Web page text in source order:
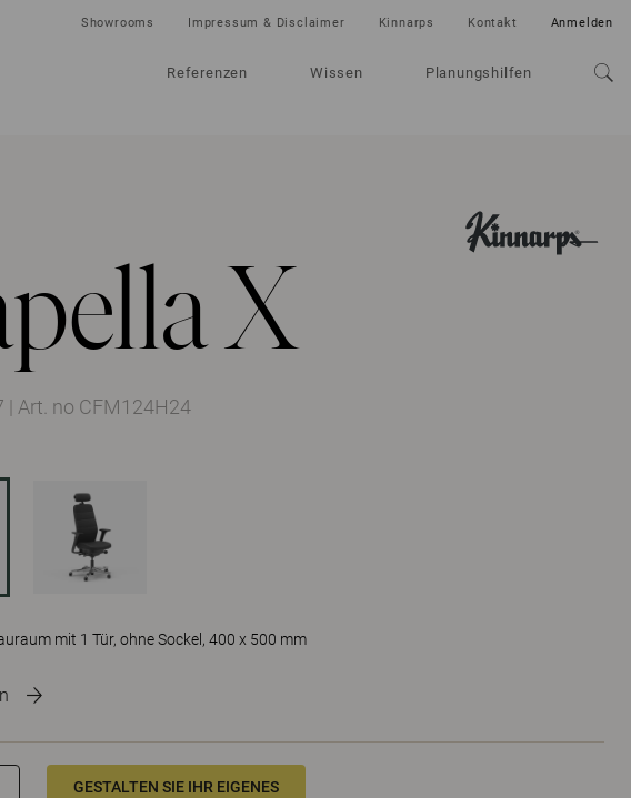
Referenzen Wissen Planungshilfen
Showrooms Impressum & Disclaimer Kinnarps Kontakt Anmelden
X
| Art. no CFM124H24
mit 1 Tür, ohne Sockel, 400 x 500 mm
GESTALTEN SIE IHR EIGENES